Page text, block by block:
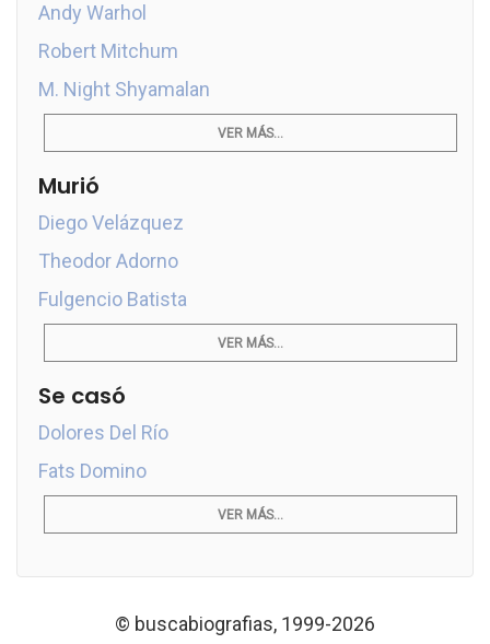
Andy Warhol
Robert Mitchum
M. Night Shyamalan
VER MÁS...
Murió
Diego Velázquez
Theodor Adorno
Fulgencio Batista
VER MÁS...
Se casó
Dolores Del Río
Fats Domino
VER MÁS...
© buscabiografias, 1999-2026